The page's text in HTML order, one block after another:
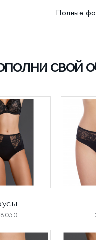
Полные
свой